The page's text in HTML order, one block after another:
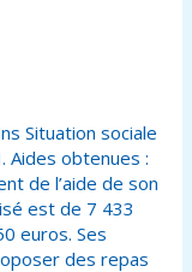
Situation sociale
Aides obtenues :
de l’aide de son
est de 7 433
euros. Ses
des repas